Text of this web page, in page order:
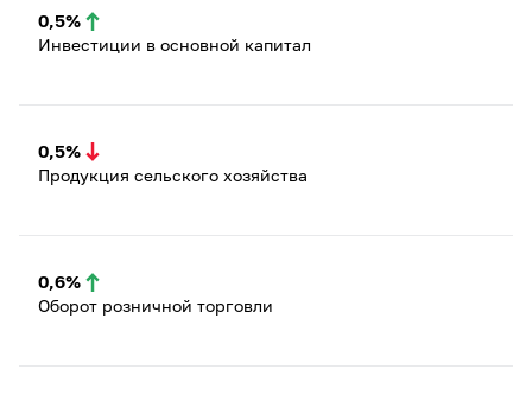
0,5%
Инвестиции в основной капитал
0,5%
Продукция сельского хозяйства
0,6%
Оборот розничной торговли